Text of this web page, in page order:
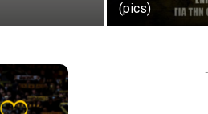
(pics)